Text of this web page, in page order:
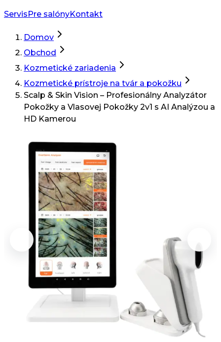
Servis Pre salónyKontakt
Domov
Obchod
Kozmetické zariadenia
Kozmetické prístroje na tvár a pokožku
Scalp & Skin Vision – Profesionálny Analyzátor
Pokožky a Vlasovej Pokožky 2v1 s AI Analýzou a
HD Kamerou